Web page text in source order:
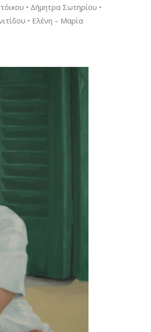
• Δήμητρα Σωτηρίου •
• Ελένη – Μαρία